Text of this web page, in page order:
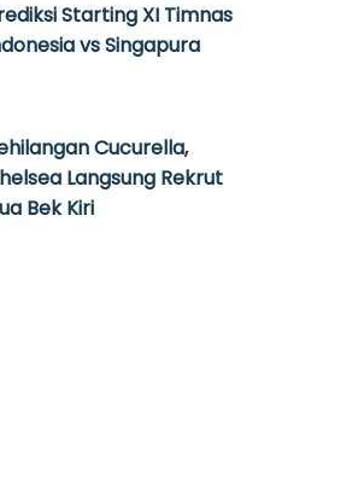
Starting XI Timnas
vs Singapura
Cucurella,
Langsung Rekrut
Bek Kiri